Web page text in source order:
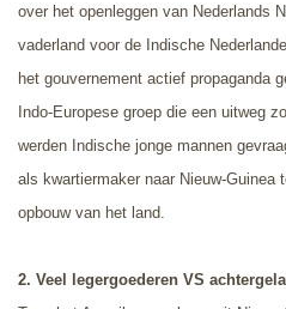
over het openleggen van Nederlands
vaderland voor de Indische
het gouvernement actief propaganda
Indo-Europese groep die een uitweg
werden Indische jonge mannen
als kwartiermaker naar Nieuw-Guinea
opbouw van het land.
2. Veel legergoederen VS